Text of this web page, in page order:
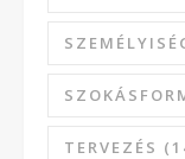
TERVEZÉS